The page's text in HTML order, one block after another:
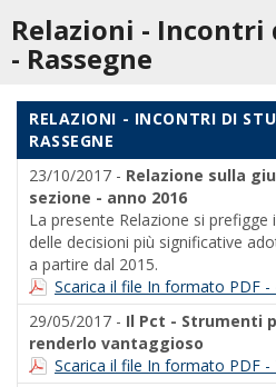
Relazioni -
- Rassegne
RELAZIONI - INCONTRI DI
RASSEGNE
23/10/2017 - Relazione sulla
sezione - anno 2016
La presente Relazione si
delle decisioni più significative
a partire dal 2015.
Scarica il file In formato PDF -
29/05/2017 - Il Pct - Strumenti
renderlo vantaggioso
Scarica il file In formato PDF -